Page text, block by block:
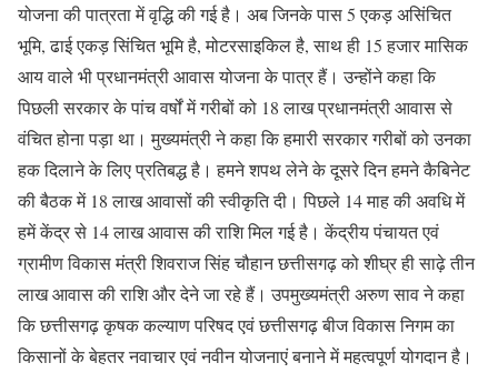
योजना की पात्रता में वृद्धि की गई है। अब जिनके पास 5 एकड़ असिंचित
भूमि, ढाई एकड़ सिंचित भूमि है, मोटरसाइकिल है, साथ ही 15 हजार मासिक
आय वाले भी प्रधानमंत्री आवास योजना के पात्र हैं। उन्होंने कहा कि
पिछली सरकार के पांच वर्षों में गरीबों को 18 लाख प्रधानमंत्री आवास से
वंचित होना पड़ा था। मुख्यमंत्री ने कहा कि हमारी सरकार गरीबों को उनका
हक दिलाने के लिए प्रतिबद्ध है। हमने शपथ लेने के दूसरे दिन हमने कैबिनेट
की बैठक में 18 लाख आवासों की स्वीकृति दी। पिछले 14 माह की अवधि में
हमें केंद्र से 14 लाख आवास की राशि मिल गई है। केंद्रीय पंचायत एवं
ग्रामीण विकास मंत्री शिवराज सिंह चौहान छत्तीसगढ़ को शीघ्र ही साढ़े तीन
लाख आवास की राशि और देने जा रहे हैं। उपमुख्यमंत्री अरुण साव ने कहा
कि छत्तीसगढ़ कृषक कल्याण परिषद एवं छत्तीसगढ़ बीज विकास निगम का
किसानों के बेहतर नवाचार एवं नवीन योजनाएं बनाने में महत्वपूर्ण योगदान है।